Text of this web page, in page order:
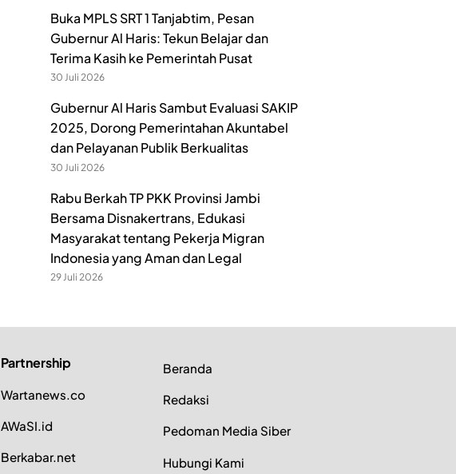
Buka MPLS SRT 1 Tanjabtim, Pesan
Gubernur Al Haris: Tekun Belajar dan
Terima Kasih ke Pemerintah Pusat
30 Juli 2026
Gubernur Al Haris Sambut Evaluasi SAKIP
2025, Dorong Pemerintahan Akuntabel
dan Pelayanan Publik Berkualitas
30 Juli 2026
Rabu Berkah TP PKK Provinsi Jambi
Bersama Disnakertrans, Edukasi
Masyarakat tentang Pekerja Migran
Indonesia yang Aman dan Legal
29 Juli 2026
Partnership
Wartanews.co
AWaSI.id
Berkabar.net
Beranda
Redaksi
Pedoman Media Siber
Hubungi Kami